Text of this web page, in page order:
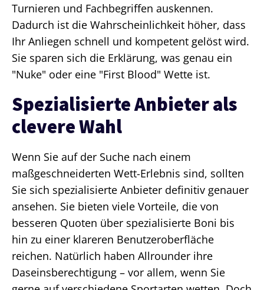
Turnieren und Fachbegriffen auskennen.
Dadurch ist die Wahrscheinlichkeit höher, dass
Ihr Anliegen schnell und kompetent gelöst wird.
Sie sparen sich die Erklärung, was genau ein
"Nuke" oder eine "First Blood" Wette ist.
Spezialisierte Anbieter als
clevere Wahl
Wenn Sie auf der Suche nach einem
maßgeschneiderten Wett-Erlebnis sind, sollten
Sie sich spezialisierte Anbieter definitiv genauer
ansehen. Sie bieten viele Vorteile, die von
besseren Quoten über spezialisierte Boni bis
hin zu einer klareren Benutzeroberfläche
reichen. Natürlich haben Allrounder ihre
Daseinsberechtigung – vor allem, wenn Sie